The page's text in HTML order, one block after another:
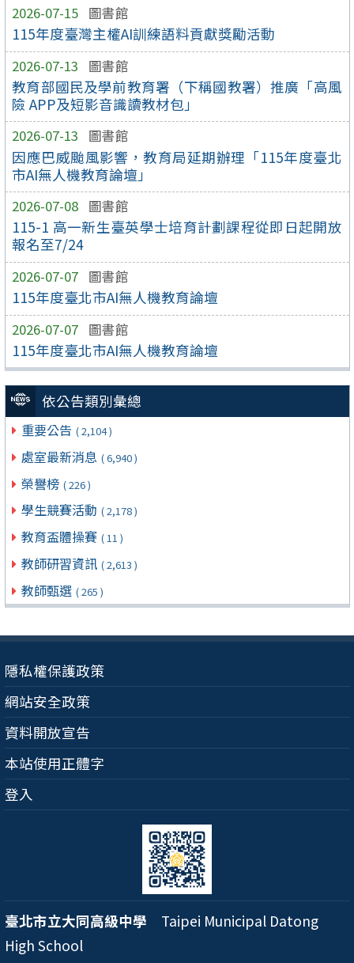
2026-07-15 圖書館
115年度臺灣主權AI訓練語料貢獻獎勵活動
2026-07-13 圖書館
教育部國民及學前教育署（下稱國教署）推廣「高風
險 APP及短影音識讀教材包」
2026-07-13 圖書館
因應巴威颱風影響，教育局延期辦理「115年度臺北
市AI無人機教育論壇」
2026-07-08 圖書館
115-1 高一新生臺英學士培育計劃課程從即日起開放
報名至7/24
2026-07-07 圖書館
115年度臺北市AI無人機教育論壇
2026-07-07 圖書館
115年度臺北市AI無人機教育論壇
依公告類別彙總
重要公告 ( 2,104 )
處室最新消息 ( 6,940 )
榮譽榜 ( 226 )
學生競賽活動 ( 2,178 )
教育盃體操賽 ( 11 )
教師研習資訊 ( 2,613 )
教師甄選 ( 265 )
隱私權保護政策
網站安全政策
資料開放宣告
本站使用正體字
登入
臺北市立大同高級中學 Taipei Municipal Datong
High School